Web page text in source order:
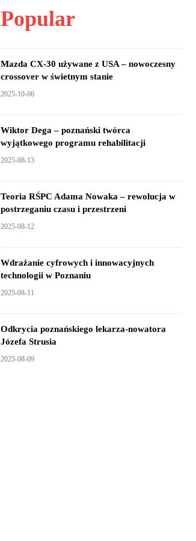
Popular
Mazda CX-30 używane z USA – nowoczesny
crossover w świetnym stanie
2025-10-06
Wiktor Dega – poznański twórca
wyjątkowego programu rehabilitacji
2025-08-13
Teoria RŚPC Adama Nowaka – rewolucja w
postrzeganiu czasu i przestrzeni
2025-08-12
Wdrażanie cyfrowych i innowacyjnych
technologii w Poznaniu
2025-08-11
Odkrycia poznańskiego lekarza-nowatora
Józefa Strusia
2025-08-09